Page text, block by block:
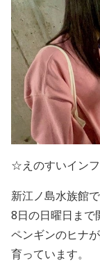
☆えのすいイン
新江ノ島水族館
8日の日曜日まで
ペンギンのヒナ
育っています。